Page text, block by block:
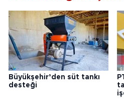
Büyükşehir’den süt tankı
desteği